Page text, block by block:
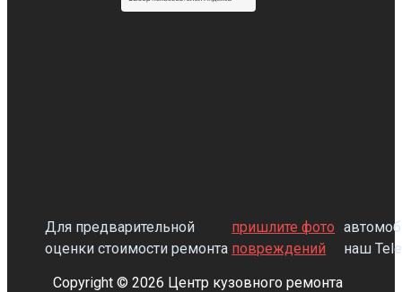
Для предварительной
оценки стоимости ремонта
пришлите фото
повреждений
наш
Copyright © 2026 Центр кузовного ремонта